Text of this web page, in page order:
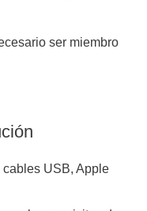
ser miembro
USB, Apple